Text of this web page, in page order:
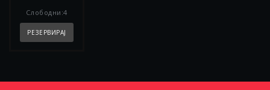
Слободни:4
РЕЗЕРВИРАЈ